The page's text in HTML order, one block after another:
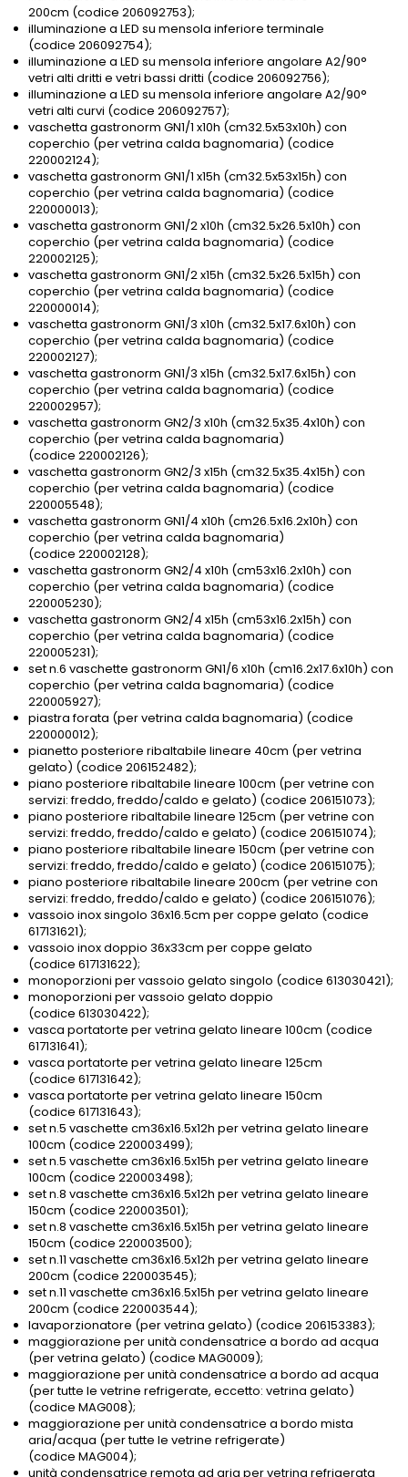
200cm (codice 206092753);
illuminazione a LED su mensola inferiore terminale
(codice 206092754);
illuminazione a LED su mensola inferiore angolare A2/90°
vetri alti dritti e vetri bassi dritti (codice 206092756);
illuminazione a LED su mensola inferiore angolare A2/90°
vetri alti curvi (codice 206092757);
vaschetta gastronorm GN1/1 x10h (cm32.5x53x10h) con
coperchio (per vetrina calda bagnomaria) (codice
220002124);
vaschetta gastronorm GN1/1 x15h (cm32.5x53x15h) con
coperchio (per vetrina calda bagnomaria) (codice
220000013);
vaschetta gastronorm GN1/2 x10h (cm32.5x26.5x10h) con
coperchio (per vetrina calda bagnomaria) (codice
220002125);
vaschetta gastronorm GN1/2 x15h (cm32.5x26.5x15h) con
coperchio (per vetrina calda bagnomaria) (codice
220000014);
vaschetta gastronorm GN1/3 x10h (cm32.5x17.6x10h) con
coperchio (per vetrina calda bagnomaria) (codice
220002127);
vaschetta gastronorm GN1/3 x15h (cm32.5x17.6x15h) con
coperchio (per vetrina calda bagnomaria) (codice
220002957);
vaschetta gastronorm GN2/3 x10h (cm32.5x35.4x10h) con
coperchio (per vetrina calda bagnomaria)
(codice 220002126);
vaschetta gastronorm GN2/3 x15h (cm32.5x35.4x15h) con
coperchio (per vetrina calda bagnomaria) (codice
220005548);
vaschetta gastronorm GN1/4 x10h (cm26.5x16.2x10h) con
coperchio (per vetrina calda bagnomaria)
(codice 220002128);
vaschetta gastronorm GN2/4 x10h (cm53x16.2x10h) con
coperchio (per vetrina calda bagnomaria) (codice
220005230);
vaschetta gastronorm GN2/4 x15h (cm53x16.2x15h) con
coperchio (per vetrina calda bagnomaria) (codice
220005231);
set n.6 vaschette gastronorm GN1/6 x10h (cm16.2x17.6x10h) con
coperchio (per vetrina calda bagnomaria) (codice
220005927);
piastra forata (per vetrina calda bagnomaria) (codice
220000012);
pianetto posteriore ribaltabile lineare 40cm (per vetrina
gelato) (codice 206152482);
piano posteriore ribaltabile lineare 100cm (per vetrine con
servizi: freddo, freddo/caldo e gelato) (codice 206151073);
piano posteriore ribaltabile lineare 125cm (per vetrine con
servizi: freddo, freddo/caldo e gelato) (codice 206151074);
piano posteriore ribaltabile lineare 150cm (per vetrine con
servizi: freddo, freddo/caldo e gelato) (codice 206151075);
piano posteriore ribaltabile lineare 200cm (per vetrine con
servizi: freddo, freddo/caldo e gelato) (codice 206151076);
vassoio inox singolo 36x16.5cm per coppe gelato (codice
617131621);
vassoio inox doppio 36x33cm per coppe gelato
(codice 617131622);
monoporzioni per vassoio gelato singolo (codice 613030421);
monoporzioni per vassoio gelato doppio
(codice 613030422);
vasca portatorte per vetrina gelato lineare 100cm (codice
617131641);
vasca portatorte per vetrina gelato lineare 125cm
(codice 617131642);
vasca portatorte per vetrina gelato lineare 150cm
(codice 617131643);
set n.5 vaschette cm36x16.5x12h per vetrina gelato lineare
100cm (codice 220003499);
set n.5 vaschette cm36x16.5x15h per vetrina gelato lineare
100cm (codice 220003498);
set n.8 vaschette cm36x16.5x12h per vetrina gelato lineare
150cm (codice 220003501);
set n.8 vaschette cm36x16.5x15h per vetrina gelato lineare
150cm (codice 220003500);
set n.11 vaschette cm36x16.5x12h per vetrina gelato lineare
200cm (codice 220003545);
set n.11 vaschette cm36x16.5x15h per vetrina gelato lineare
200cm (codice 220003544);
lavaporzionatore (per vetrina gelato) (codice 206153383);
maggiorazione per unità condensatrice a bordo ad acqua
(per vetrina gelato) (codice MAG0009);
maggiorazione per unità condensatrice a bordo ad acqua
(per tutte le vetrine refrigerate, eccetto: vetrina gelato)
(codice MAG008);
maggiorazione per unità condensatrice a bordo mista
aria/acqua (per tutte le vetrine refrigerate)
(codice MAG004);
unità condensatrice remota ad aria per vetrina refrigerata